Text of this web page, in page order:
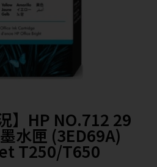
】HP NO.712 29
水匣 (3ED69A)
T250/T650